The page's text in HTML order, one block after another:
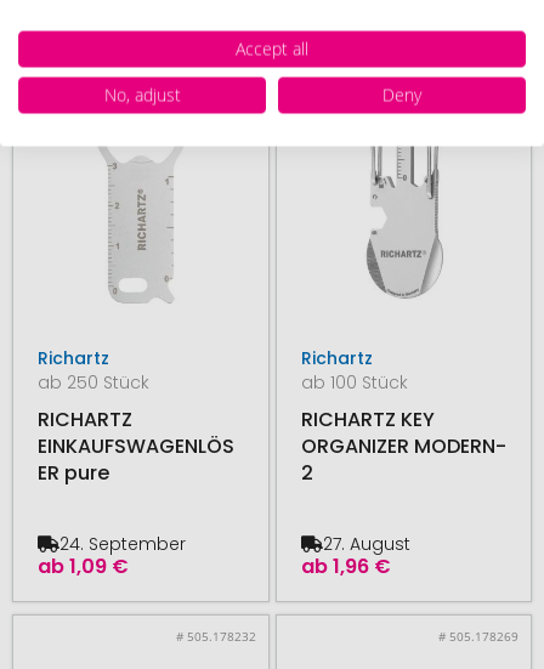
# 490.208115
Richartz
ab 250 Stück
RICHARTZ
EINKAUFSWAGENLÖS
ER pure
ab1,09 €
24. September
# 490.208123
Richartz
ab 100 Stück
RICHARTZ KEY
ORGANIZER MODERN-
2
ab1,96 €
27. August
# 505.178232 # 505.178269
Accept all
No, adjust
Deny